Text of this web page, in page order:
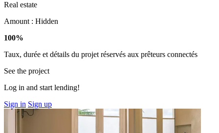
Real estate
Amount : Hidden
100%
Taux, durée et détails du projet réservés aux prêteurs connectés
See the project
Log in and start lending!
Sign in Sign up